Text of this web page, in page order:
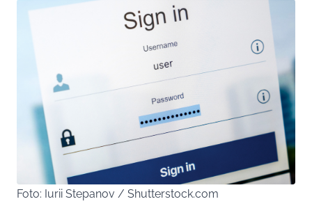
Foto: Iurii Stepanov / Shutterstock.com